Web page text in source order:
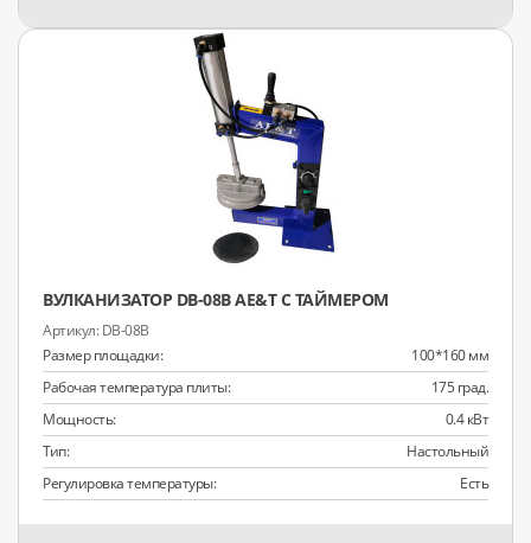
ВУЛКАНИЗАТОР DB-08B AE&T С ТАЙМЕРОМ
DB-08B
Размер площадки:
100*160 мм
Рабочая температура плиты:
175 град.
Мощность:
0.4 кВт
Тип:
Настольный
Регулировка температуры:
Есть